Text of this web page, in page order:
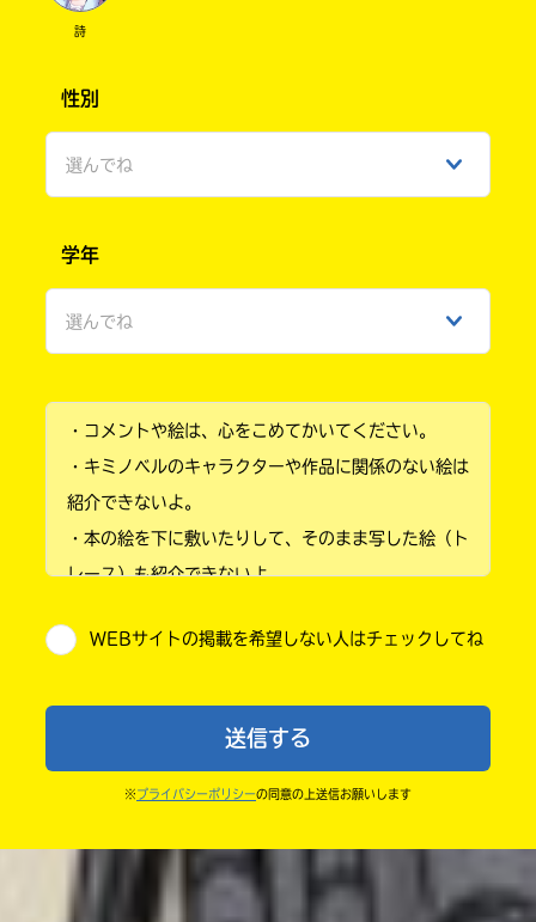
詩
性別
選んでね
ひみつ
学年
選んでね
小学2年
小学4年
小学6年
中学1年
・コメントや絵は、心をこめてかいてください。
・キミノベルのキャラクターや作品に関係のない絵は
紹介できないよ。
・本の絵を下に敷いたりして、そのまま写した絵（ト
レース）も紹介できないよ。
・送ってからすぐには紹介されないので、待ってて
ならないよう気をつけてね。
・キャンペーン開催中は、投稿した後の画面にバナー
WEBサイトの掲載を希望しない人はチェックしてね
送信する
※ プライバシーポリシーの同意の上送信お願いします